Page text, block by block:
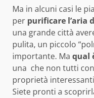
Ma in alcuni casi le
per purificare l’aria
una grande città
pulita, un piccolo
importante. Ma qual
una che non tutti
proprietà
Siete pronti a